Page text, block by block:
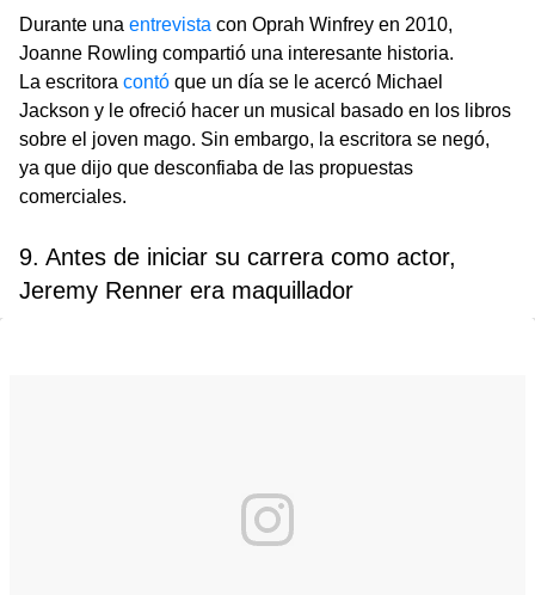
Durante una entrevista con Oprah Winfrey en 2010,
Joanne Rowling compartió una interesante historia.
La escritora contó que un día se le acercó Michael
Jackson y le ofreció hacer un musical basado en los libros
sobre el joven mago. Sin embargo, la escritora se negó,
ya que dijo que desconfiaba de las propuestas
comerciales.
9. Antes de iniciar su carrera como actor,
Jeremy Renner era maquillador